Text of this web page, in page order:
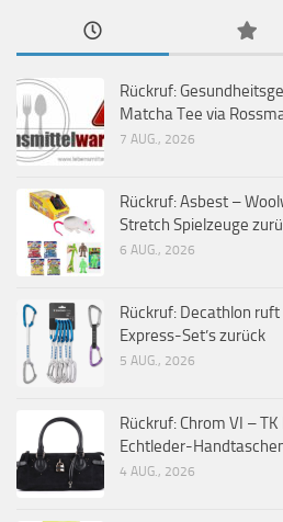
Rückruf:
Matcha Tee via
7 AUG., 2026
Rückruf: Asbest –
Stretch Spielzeuge
6 AUG., 2026
Rückruf: Decathlon
Express-Set’s zurück
5 AUG., 2026
Rückruf: Chrom VI –
Echtleder-
4 AUG., 2026